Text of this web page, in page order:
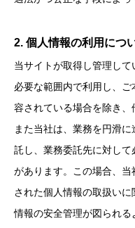
2. 個人情報の利用につ
当サイトが取得し管理し
必要な範囲内で利用し、
容されている場合を除き、
また当社は、業務を円滑
託し、業務委託先に対し
があります。この場合、
された個人情報の取扱い
情報の安全管理が図られる